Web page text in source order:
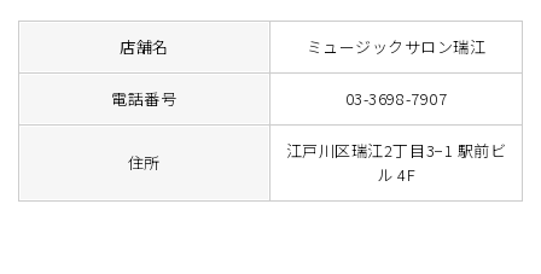
店舗名 ミュージックサロン瑞江
電話番号 03-3698-7907
住所
江戸川区瑞江2丁目3−1 駅前ビ
ル 4F